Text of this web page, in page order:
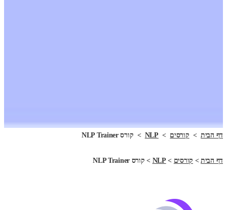
דף הבית> קורסים >
NLP
> קורס NLP Trainer
דף הבית> קורסים >
NLP
> קורס NLP Trainer